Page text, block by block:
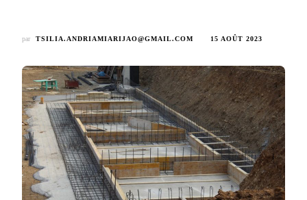
par TSILIA.ANDRIAMIARIJAO@GMAIL.COM 15 AOÛT 2023